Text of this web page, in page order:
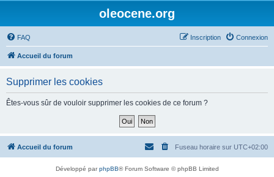
oleocene.org
FAQ Connexion
Inscription
Accueil du forum
Supprimer les cookies
Êtes-vous sûr de vouloir supprimer les cookies de ce forum ?
Accueil du forum Fuseau horaire sur UTC+02:00
Développé parphpBB® Forum Software © phpBB Limited